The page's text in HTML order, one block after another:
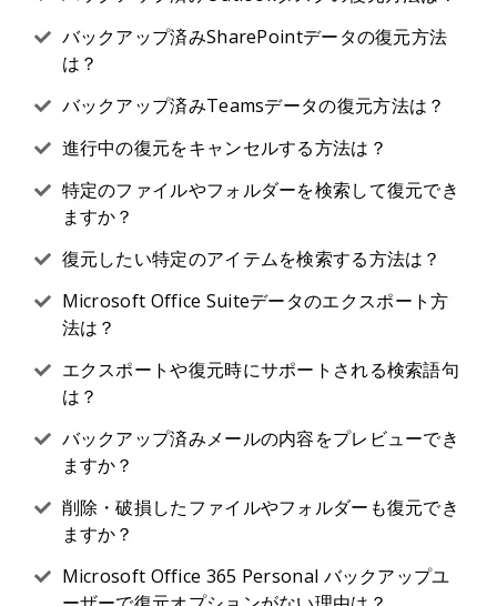
バックアップ済みSharePointデータの復元方法
は？
バックアップ済みTeamsデータの復元方法は？
進行中の復元をキャンセルする方法は？
特定のファイルやフォルダーを検索して復元でき
ますか？
復元したい特定のアイテムを検索する方法は？
Microsoft Office Suiteデータのエクスポート方
法は？
エクスポートや復元時にサポートされる検索語句
は？
バックアップ済みメールの内容をプレビューでき
ますか？
削除・破損したファイルやフォルダーも復元でき
ますか？
Microsoft Office 365 Personal バックアップユ